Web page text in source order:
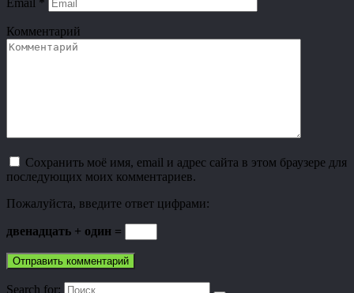
Email *
Комментарий
Сохранить моё имя, email и адрес сайта в этом браузере для
последующих моих комментариев.
Пожалуйста, введите ответ цифрами:
двенадцать + один =
Search for: